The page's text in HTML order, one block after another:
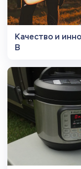
Качество и
B